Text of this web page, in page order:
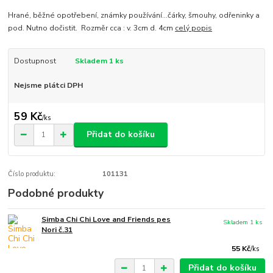
Hrané, běžné opotřebení, známky používání...čárky, šmouhy, odřeninky a
pod. Nutno dočistit. Rozměr cca : v. 3cm d. 4cm celý popis
Dostupnost Skladem 1 ks
Nejsme plátci DPH
59 Kč/ks
Přidat do košíku
Číslo produktu: 101131
Podobné produkty
Simba Chi Chi Love and Friends pes
Nori č.31
55 Kč/ks
Skladem 1 ks
Přidat do košíku